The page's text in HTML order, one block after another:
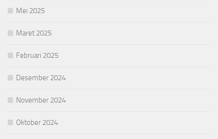
Mei 2025
Maret 2025
Februari 2025
Desember 2024
November 2024
Oktober 2024